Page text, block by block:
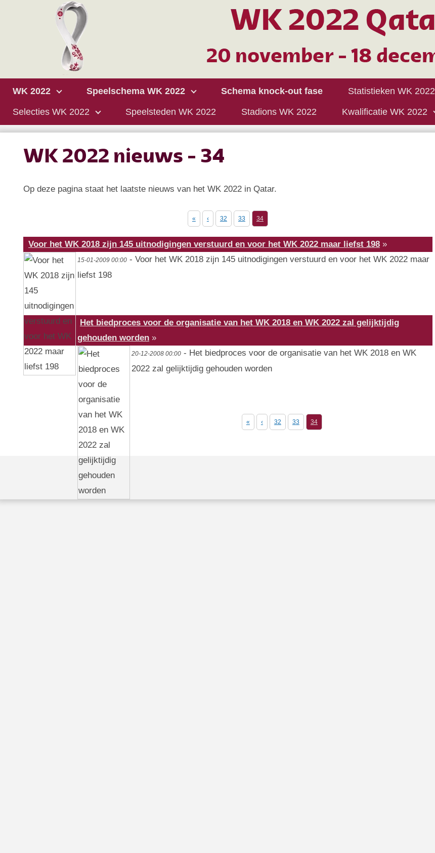
WK 2022 Speelschema WK 2022 Schema knock-out fase Statistieken WK 2022
Selecties WK 2022 Speelsteden WK 2022 Stadions WK 2022 Kwalificatie WK 2022
WK 2022 nieuws - 34
Op deze pagina staat het laatste nieuws van het WK 2022 in Qatar.
« ‹ 32 33 34
Voor het WK 2018 zijn 145 uitnodigingen verstuurd en voor het WK 2022 maar liefst 198 »
15-01-2009 00:00 - Voor het WK 2018 zijn 145 uitnodigingen verstuurd en voor het WK 2022 maar
liefst 198
Het biedproces voor de organisatie van het WK 2018 en WK 2022 zal gelijktijdig
gehouden worden »
20-12-2008 00:00 - Het biedproces voor de organisatie van het WK 2018 en WK
2022 zal gelijktijdig gehouden worden
« ‹ 32 33 34